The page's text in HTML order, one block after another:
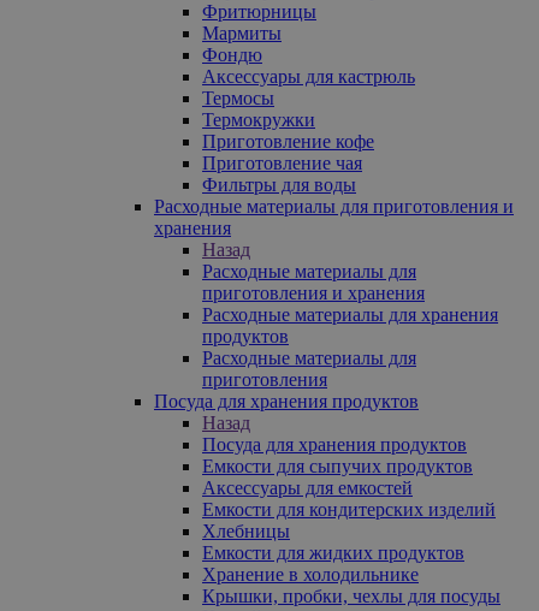
Фритюрницы
Мармиты
Фондю
Аксессуары для кастрюль
Термосы
Термокружки
Приготовление кофе
Приготовление чая
Фильтры для воды
Расходные материалы для приготовления и
хранения
Назад
Расходные материалы для
приготовления и хранения
Расходные материалы для хранения
продуктов
Расходные материалы для
приготовления
Посуда для хранения продуктов
Назад
Посуда для хранения продуктов
Емкости для сыпучих продуктов
Аксессуары для емкостей
Емкости для кондитерских изделий
Хлебницы
Емкости для жидких продуктов
Хранение в холодильнике
Крышки, пробки, чехлы для посуды